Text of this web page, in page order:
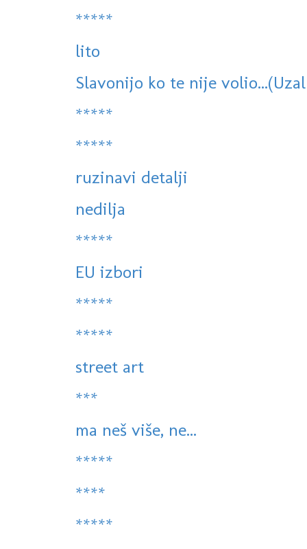
*****
lito
Slavonijo ko te nije
*****
*****
ruzinavi detalji
nedilja
*****
EU izbori
*****
*****
street art
***
ma neš više, ne...
*****
****
*****